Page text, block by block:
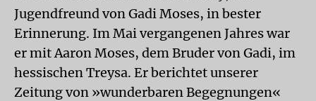
Jugendfreund von Gadi Moses, in bester
Erinnerung. Im Mai vergangenen Jahres war
er mit Aaron Moses, dem Bruder von Gadi, im
hessischen Treysa. Er berichtet unserer
Zeitung von »wunderbaren Begegnungen«